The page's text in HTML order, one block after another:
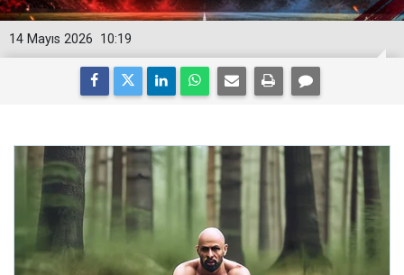
10:19
14 Mayıs 2026